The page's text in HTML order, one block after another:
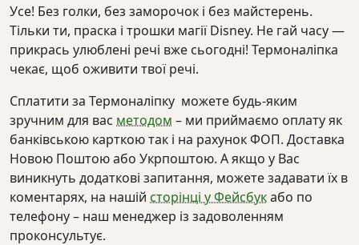
Усе! Без голки, без заморочок і без майстерень.
Тільки ти, праска і трошки магії Disney. Не гай часу —
прикрась улюблені речі вже сьогодні! Термоналіпка
чекає, щоб оживити твої речі.
Сплатити за Термоналіпку можете будь-яким
зручним для вас методом – ми приймаємо оплату як
банківською карткою так і на рахунок ФОП. Доставка
Новою Поштою або Укрпоштою. А якщо у Вас
виникнуть додаткові запитання, можете задавати їх в
коментарях, на нашій сторінці у Фейсбукабо по
телефону – наш менеджер із задоволенням
проконсультує.